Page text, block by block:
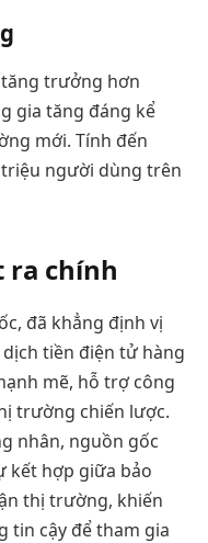
trưởng hơn
gia tăng đáng kể
mới. Tính đến
người dùng trên
ra chính
đã khẳng định vị
tiền điện tử hàng
mẽ, hỗ trợ công
trường chiến lược.
nhân, nguồn gốc
kết hợp giữa bảo
thị trường, khiến
tin cậy để tham gia